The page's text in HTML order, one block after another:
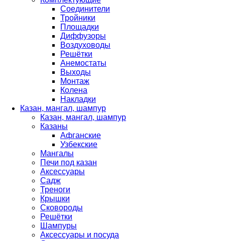
Соединители
Тройники
Площадки
Диффузоры
Воздуховоды
Решётки
Анемостаты
Выходы
Монтаж
Колена
Накладки
Казан, мангал, шампур
Казан, мангал, шампур
Казаны
Афганские
Узбекские
Мангалы
Печи под казан
Аксессуары
Садж
Треноги
Крышки
Сковороды
Решётки
Шампуры
Аксессуары и посуда